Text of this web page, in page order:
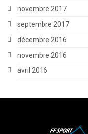
novembre 2017
septembre 2017
décembre 2016
novembre 2016
avril 2016